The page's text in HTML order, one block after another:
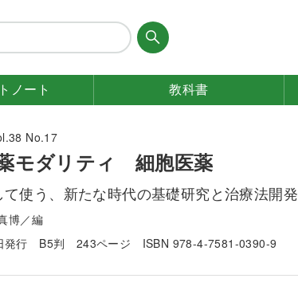
ノート 教科書
No.17
モダリティ 細胞医薬
使う、新たな時代の基礎研究と治療法開発
博／編
発行
B5判 243ページ ISBN 978-4-7581-0390-9